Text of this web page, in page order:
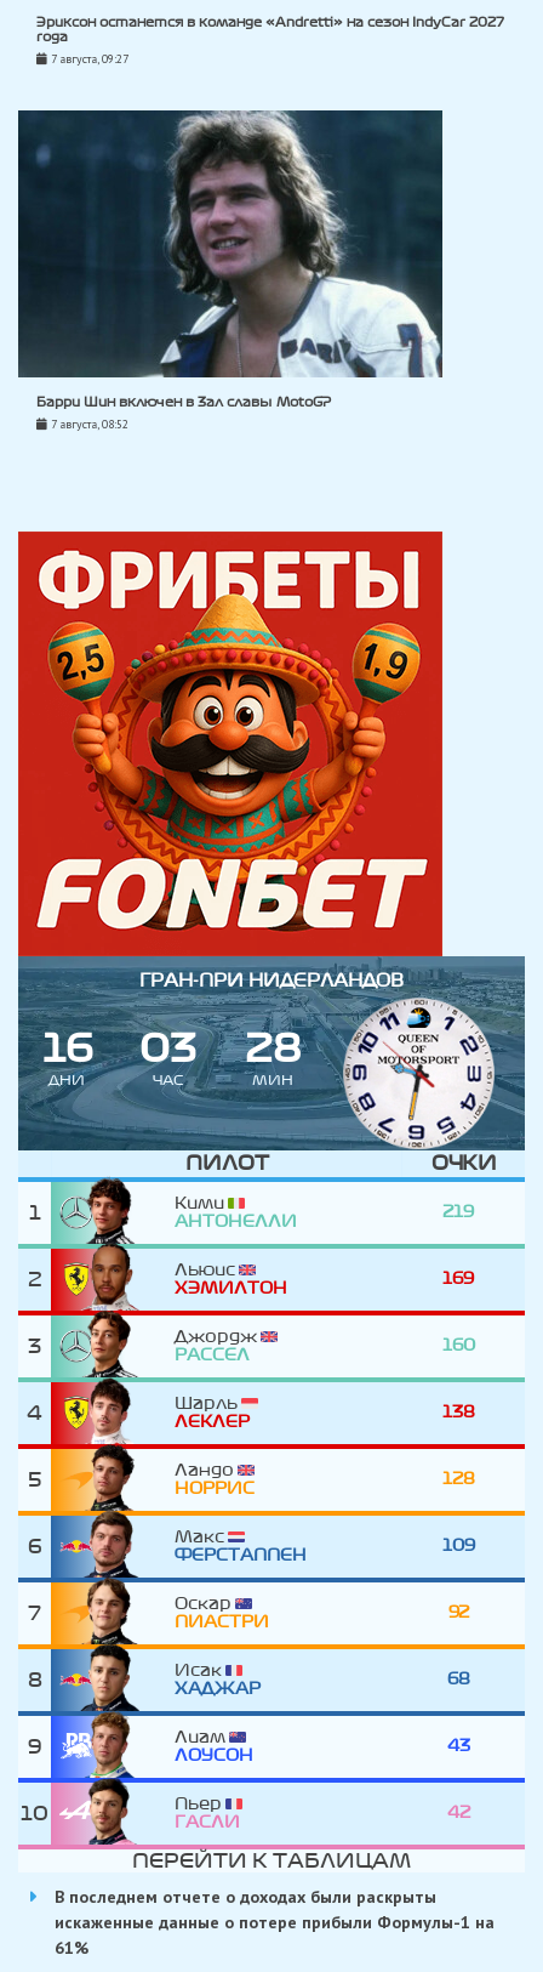
Эриксон останется в команде «Andretti» на сезон IndyCar 2027
года
7 августа, 09:27
Барри Шин включен в Зал славы MotoGP
7 августа, 08:52
ГРАН-ПРИ НИДЕРЛАНДОВ
16
ДНИ
03
ЧАС
28
МИН
ПИЛОТ ОЧКИ
1
Кими
АНТОНЕЛЛИ
219
2
Льюис
ХЭМИЛТОН
169
3
Джордж
РАССЕЛ
160
4
Шарль
ЛЕКЛЕР
138
5
Ландо
НОРРИС
128
6
Макс
ФЕРСТАППЕН
109
7
Оскар
ПИАСТРИ
92
8
Исак
ХАДЖАР
68
9
Лиам
ЛОУСОН
43
10
Пьер
ГАСЛИ
42
ПЕРЕЙТИ К ТАБЛИЦАМ
В последнем отчете о доходах были раскрыты
искаженные данные о потере прибыли Формулы-1 на
61%